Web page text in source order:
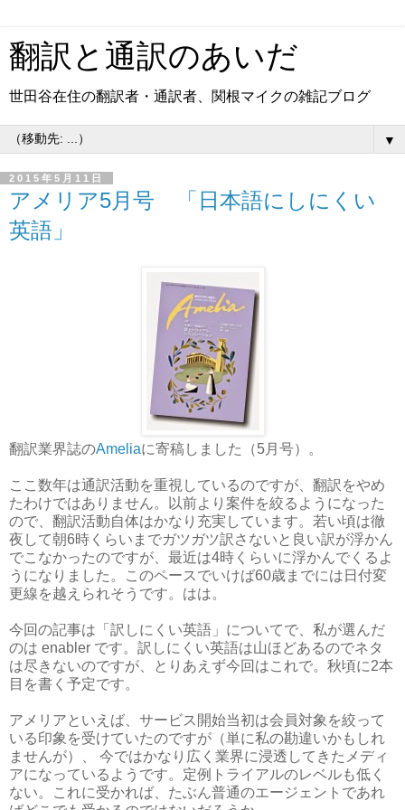
翻訳と通訳のあいだ
世田谷在住の翻訳者・通訳者、関根マイクの雑記ブログ
▼
2015年5月11日
アメリア5月号 「日本語にしにくい
英語」
翻訳業界誌のAmeliaに寄稿しました（5月号）。
ここ数年は通訳活動を重視しているのですが、翻訳をやめ
たわけではありません。以前より案件を絞るようになった
ので、翻訳活動自体はかなり充実しています。若い頃は徹
夜して朝6時くらいまでガツガツ訳さないと良い訳が浮かん
でこなかったのですが、最近は4時くらいに浮かんでくるよ
うになりました。このペースでいけば60歳までには日付変
更線を越えられそうです。はは。
今回の記事は「訳しにくい英語」についてで、私が選んだ
のは enabler です。訳しにくい英語は山ほどあるのでネタ
は尽きないのですが、とりあえず今回はこれで。秋頃に2本
目を書く予定です。
アメリアといえば、サービス開始当初は会員対象を絞って
いる印象を受けていたのですが（単に私の勘違いかもしれ
ませんが）、 今ではかなり広く業界に浸透してきたメディ
アになっているようです。定例トライアルのレベルも低く
ない。これに受かれば、たぶん普通のエージェントであれ